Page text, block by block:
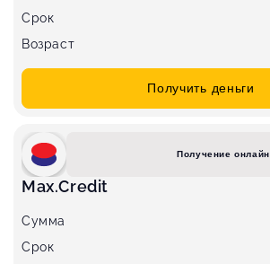
Срок
Возраст
Получить деньги
Получение онлайн
Max.Credit
Сумма
Срок